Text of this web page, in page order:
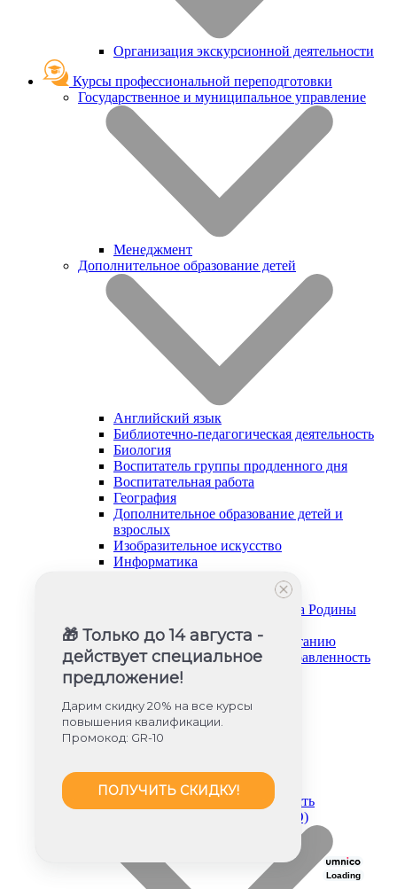
Организация экскурсионной деятельности
Курсы профессиональной переподготовки
Государственное и муниципальное управление
Менеджмент
Дополнительное образование детей
Английский язык
Библиотечно-педагогическая деятельность
Биология
Воспитатель группы продленного дня
Воспитательная работа
География
Дополнительное образование детей и
взрослых
Изобразительное искусство
Информатика
Основы безопасности и защита Родины
Русский язык и литература
Советник директора по воспитанию
Социально-гуманитарная направленность
Социальный педагог
Труд (технология)
Туризм и краеведение
Тьюторское сопровождение
Физическое воспитание
Химия
Художественная направленность
Дошкольное образование (ФГОС ДО)
Loading
🎁 Только до 14 августа -
действует специальное
предложение!
Дарим скидку 20% на все курсы
повышения квалификации.
Промокод: GR-10
ПОЛУЧИТЬ СКИДКУ!